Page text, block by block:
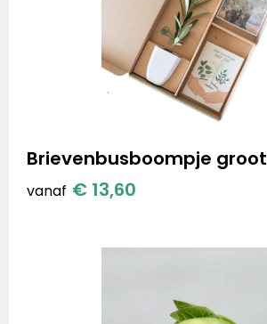
Brievenbusboompje groot
vanaf € 13,60